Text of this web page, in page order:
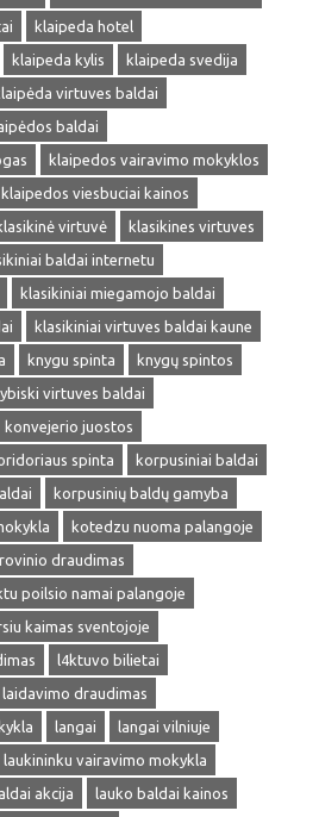
klaipeda hotel
klaipeda kylis
klaipeda svedija
virtuves baldai
baldai
klaipedos vairavimo mokyklos
klaipedos viesbuciai kainos
virtuvė
klasikines virtuves
baldai internetu
klasikiniai miegamojo baldai
klasikiniai virtuves baldai kaune
knygu spinta
knygų spintos
virtuves baldai
konvejerio juostos
spinta
korpusiniai baldai
korpusinių baldų gamyba
kotedzu nuoma palangoje
draudimas
poilsio namai palangoje
kaimas sventojoje
l4ktuvo bilietai
laidavimo draudimas
langai
langai vilniuje
laukininku vairavimo mokykla
akcija
lauko baldai kainos